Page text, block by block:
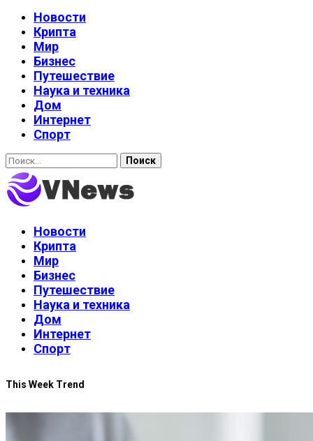
Новости
Крипта
Мир
Бизнес
Путешествие
Наука и техника
Дом
Интернет
Спорт
Найти:
Новости
Крипта
Мир
Бизнес
Путешествие
Наука и техника
Дом
Интернет
Спорт
This Week Trend